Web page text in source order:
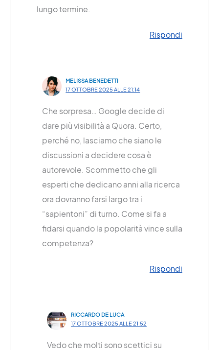
lungo termine.
Rispondi
MELISSA BENEDETTI
17 OTTOBRE 2025 ALLE 21:14
Che sorpresa… Google decide di
dare più visibilità a Quora. Certo,
perché no, lasciamo che siano le
discussioni a decidere cosa è
autorevole. Scommetto che gli
esperti che dedicano anni alla ricerca
ora dovranno farsi largo tra i
“sapientoni” di turno. Come si fa a
fidarsi quando la popolarità vince sulla
competenza?
Rispondi
RICCARDO DE LUCA
17 OTTOBRE 2025 ALLE 21:52
Vedo che molti sono scettici su